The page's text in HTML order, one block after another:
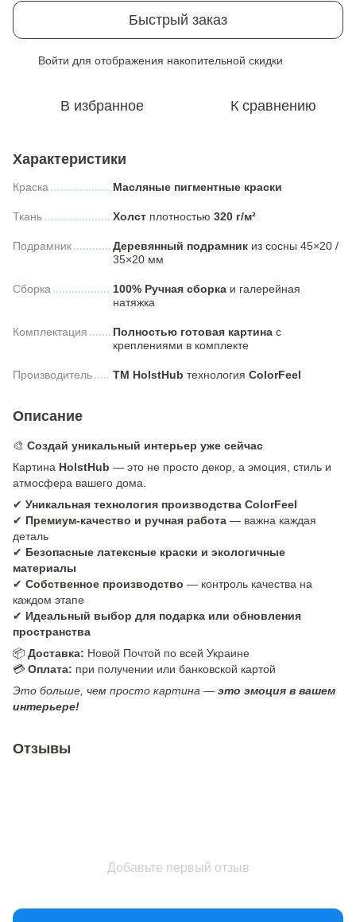
Быстрый заказ
Войти для отображения накопительной скидки
В избранное К сравнению
Характеристики
Краска Масляные пигментные краски
Ткань Холст плотностью 320 г/м²
Подрамник Деревянный подрамник из сосны 45×20 /
35×20 мм
Сборка 100% Ручная сборка и галерейная
натяжка
Комплектация Полностью готовая картина с
креплениями в комплекте
Производитель ТМ HolstHub технология ColorFeel
Описание
🎨 Создай уникальный интерьер уже сейчас
Картина HolstHub — это не просто декор, а эмоция, стиль и
атмосфера вашего дома.
✔ Уникальная технология производства ColorFeel
✔ Премиум-качество и ручная работа — важна каждая
деталь
✔ Безопасные латексные краски и экологичные
материалы
✔ Собственное производство — контроль качества на
каждом этапе
✔ Идеальный выбор для подарка или обновления
пространства
📦 Доставка: Новой Почтой по всей Украине
💳 Оплата: при получении или банковской картой
Это больше, чем просто картина — это эмоция в вашем
интерьере!
Отзывы
Добавьте первый отзыв